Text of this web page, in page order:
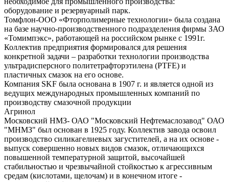
оборудование и резервуарный парк.
Томфлон-ООО «Фторполимерные технологии» была создана
на базе научно-производственного подразделения фирмы ЗАО
«Томимпэкс», работающей на российском рынке с 1991г.
Коллектив предприятия формировался для решения
конкретной задачи – разработки технологии производства
ультрадисперсного политетрафторэтилена (PTFE) и
пластичных смазок на его основе.
Компания SKF была основана в 1907 г. и является одной из
ведущих международных промышленных компаний по
производству смазочной продукции
Агринол
Московский НМЗ- ОАО "Московский Нефтемаслозавод" ОАО
"МНМЗ" был основан в 1925 году. Коллектив завода освоил
производство силикагелиевых загустителей, а на их основе -
выпуск совершенно новых видов смазок, отличающихся
повышенной температурной защитой, высочайшей
стабильностью и чрезвычайной стойкостью к агрессивным
средам (кислотами, щелочам) и в конечном итоге -